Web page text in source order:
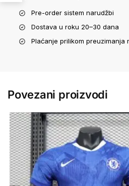
Pre-order sistem narudžbi
Dostava u roku 20–30 dana
Plaćanje prilikom preuzimanja
Povezani proizvodi